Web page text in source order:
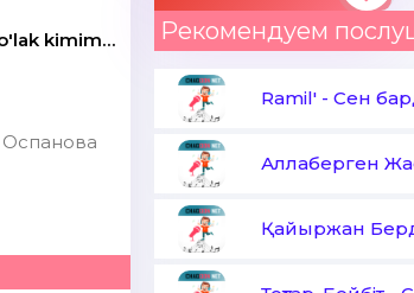
Sizdan bo'lak kimim bor ONA (Speed up)
Рекомендуем
Ramil' - Сен
Аллаберген
Қайыржан